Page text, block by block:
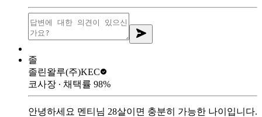
졸
졸린왈루(주)KEC
코사장 ∙ 채택률 98%
안녕하세요 멘티님 28살이면 충분히 가능한 나이입니다.